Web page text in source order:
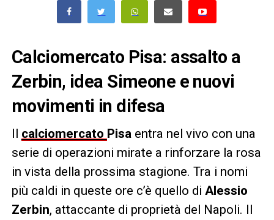
Calciomercato Pisa: assalto a
Zerbin, idea Simeone e nuovi
movimenti in difesa
Il calciomercato Pisaentra nel vivo con una
serie di operazioni mirate a rinforzare la rosa
in vista della prossima stagione. Tra i nomi
più caldi in queste ore c’è quello di Alessio
Zerbin, attaccante di proprietà del Napoli. Il